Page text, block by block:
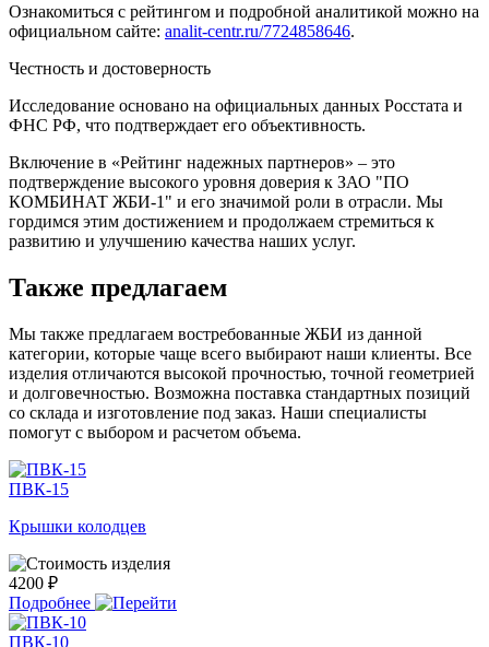
Ознакомиться с рейтингом и подробной аналитикой можно на
официальном сайте: analit-centr.ru/7724858646.
Честность и достоверность
Исследование основано на официальных данных Росстата и
ФНС РФ, что подтверждает его объективность.
Включение в «Рейтинг надежных партнеров» – это
подтверждение высокого уровня доверия к ЗАО "ПО
КОМБИНАТ ЖБИ-1" и его значимой роли в отрасли. Мы
гордимся этим достижением и продолжаем стремиться к
развитию и улучшению качества наших услуг.
Также предлагаем
Мы также предлагаем востребованные ЖБИ из данной
категории, которые чаще всего выбирают наши клиенты. Все
изделия отличаются высокой прочностью, точной геометрией
и долговечностью. Возможна поставка стандартных позиций
со склада и изготовление под заказ. Наши специалисты
помогут с выбором и расчетом объема.
ПВК-15
Крышки колодцев
4200 ₽
Подробнее
ПВК-10